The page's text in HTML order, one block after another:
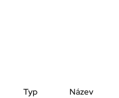
Typ Název